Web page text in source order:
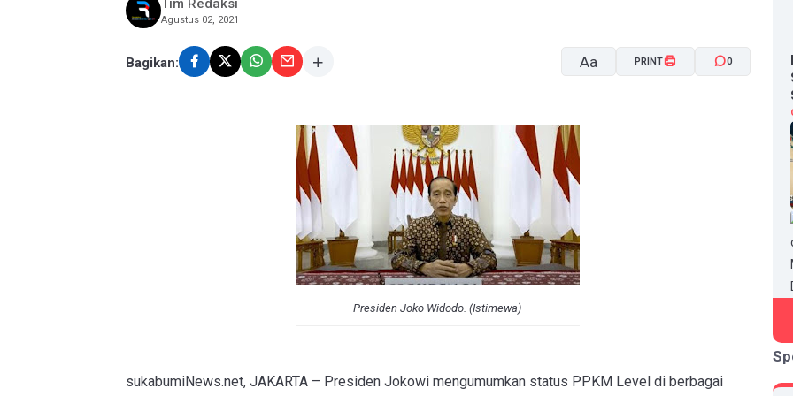
Tim Redaksi
Agustus 02, 2021
Bagikan: Aa PRINT 0
Presiden Joko Widodo. (Istimewa)
sukabumiNews.net, JAKARTA – Presiden Jokowi mengumumkan status PPKM Level di berbagai